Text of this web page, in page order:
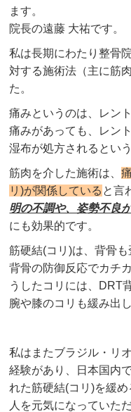
ます。
院長の遠藤 大祐です。
私は長期にわたり整骨
対する施術法（主に筋
た。
痛みというのは、レン
痛みがあっても、レン
湿布が処方されるとい
筋肉を介した施術は、
リ)が関係している と言
明の不調や、姿勢不良
にも効果的です。
筋硬結(コリ)は、背骨
背骨の防御反応でカチ
うしたコリには、DRT
腕や膝のコリも緩み出
私はまたブラジル・リ
経験があり、日本国内
れた筋硬結(コリ)を緩
人を元気になっていた